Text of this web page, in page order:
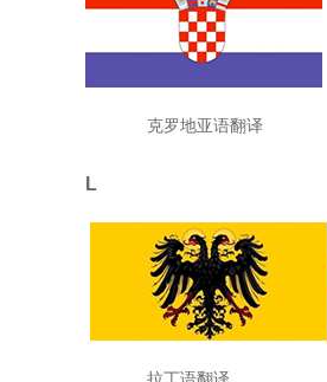
克罗地亚语翻译
L